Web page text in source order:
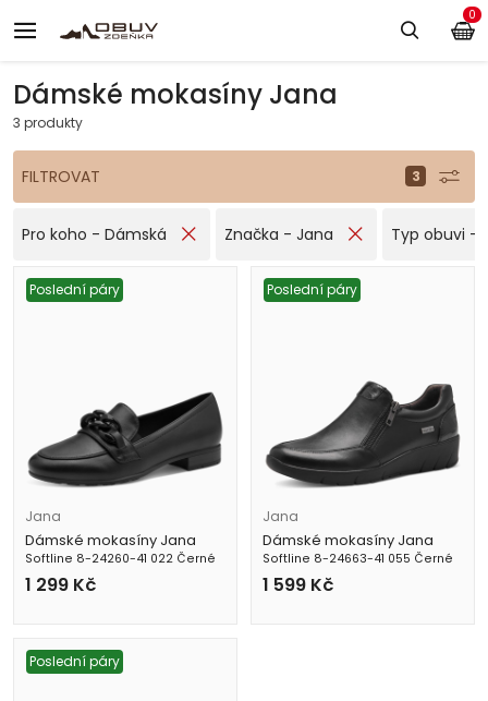
Dámské mokasíny Jana
3 produkty
FILTROVAT
Pro koho - Dámská Značka - Jana Typ obuvi -
Poslední páry
Jana
Dámské mokasíny Jana
Softline 8-24260-41 022 Černé
1 299 Kč
Poslední páry
Jana
Dámské mokasíny Jana
Softline 8-24663-41 055 Černé
1 599 Kč
Poslední páry
0